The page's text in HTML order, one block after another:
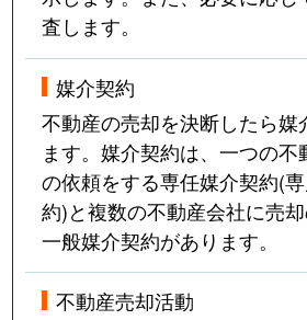
査します。
媒介契約
不動産の売却を決断したら媒
ます。媒介契約は、一つの
の依頼をする専任媒介契約(
約)と複数の不動産会社に売
一般媒介契約があります。
不動産売却活動